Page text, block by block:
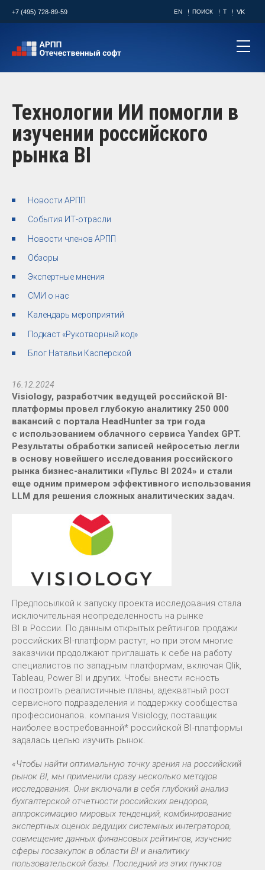
+7 (495) 728-89-59 EN ПОИСК T VK
Технологии ИИ помогли в
изучении российского
рынка BI
Новости АРПП
События ИТ-отрасли
Новости членов АРПП
Обзоры
Экспертные мнения
СМИ о нас
Календарь мероприятий
Подкаст «Рукотворный код»
Блог Натальи Касперской
16.12.2024
Visiology, разработчик ведущей российской BI-
платформы провел глубокую аналитику 250 000
вакансий с портала HeadHunter за три года
с использованием облачного сервиса Yandex GPT.
Результаты обработки записей нейросетью легли
в основу новейшего исследования российского
рынка бизнес-аналитики «Пульс BI 2024» и стали
еще одним примером эффективного использования
LLM для решения сложных аналитических задач.
Предпосылкой к запуску проекта исследования стала
исключительная неопределенность на рынке
BI в России. По данным открытых рейтингов продажи
российских BI-платформ растут, но при этом многие
заказчики продолжают приглашать к себе на работу
специалистов по западным платформам, включая Qlik,
Tableau, Power BI и других. Чтобы внести ясность
и построить реалистичные планы, адекватный рост
сервисного подразделения и поддержку сообщества
профессионалов. компания Visiology, поставщик
наиболее востребованной* российской BI-платформы
задалась целью изучить рынок.
«Чтобы найти оптимальную точку зрения на российский
рынок BI, мы применили сразу несколько методов
исследования. Они включали в себя глубокий анализ
бухгалтерской отчетности российских вендоров,
аппроксимацию мировых тенденций, комбинирование
экспертных оценок ведущих системных интеграторов,
совмещение данных финансовых рейтингов, изучение
сферы госзакупок в области BI и аналитику
пользовательской базы. Последний из этих пунктов